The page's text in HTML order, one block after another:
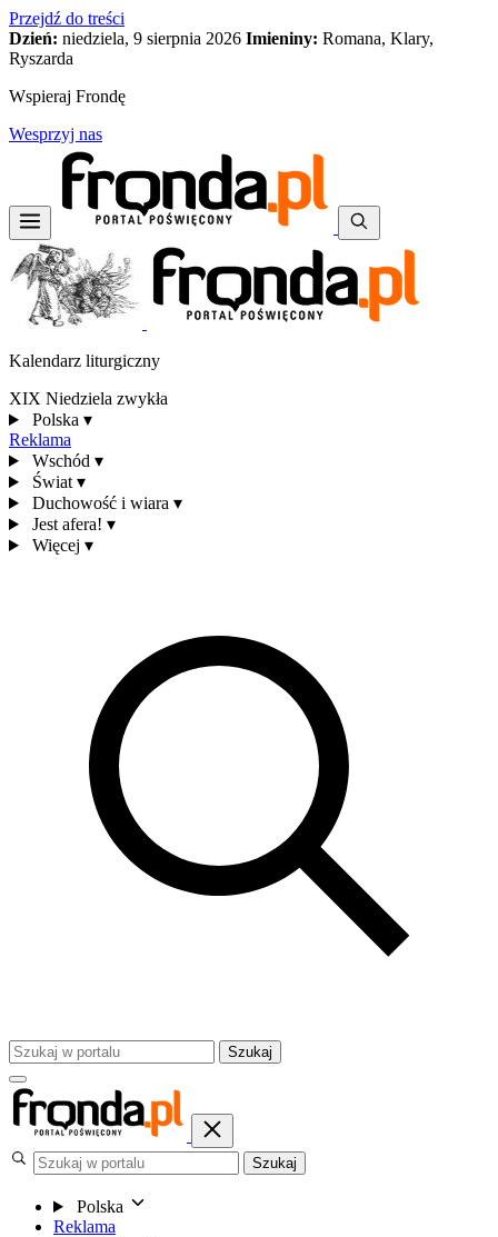
Przejdź do treści
Dzień: niedziela, 9 sierpnia 2026 Imieniny: Romana, Klary,
Ryszarda
Wspieraj Frondę
Wesprzyj nas
Kalendarz liturgiczny
XIX Niedziela zwykła
Polska ▾
Reklama
Wschód ▾
Świat ▾
Duchowość i wiara ▾
Jest afera! ▾
Więcej ▾
Szukaj
Szukaj
Polska
Reklama